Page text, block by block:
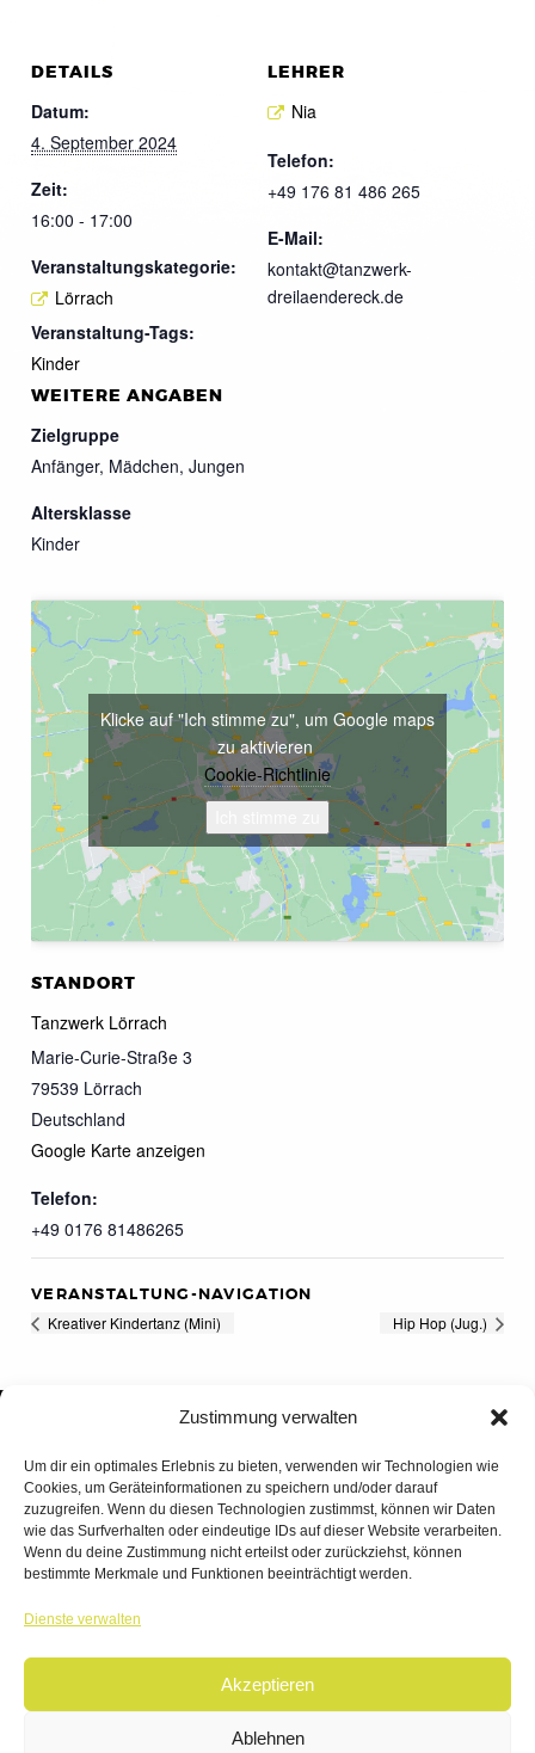
Zustimmung verwalten
Um dir ein optimales Erlebnis zu bieten, verwenden wir Technologien wie
Cookies, um Geräteinformationen zu speichern und/oder darauf
zuzugreifen. Wenn du diesen Technologien zustimmst, können wir Daten
wie das Surfverhalten oder eindeutige IDs auf dieser Website verarbeiten.
Wenn du deine Zustimmung nicht erteilst oder zurückziehst, können
bestimmte Merkmale und Funktionen beeinträchtigt werden.
Dienste verwalten
Akzeptieren
Ablehnen
DETAILS
Datum:
4. September 2024
Zeit:
16:00 - 17:00
Veranstaltungskategorie:
Lörrach
Veranstaltung-Tags:
Kinder
LEHRER
Nia
Telefon:
+49 176 81 486 265
E-Mail:
kontakt@tanzwerk-
dreilaendereck.de
WEITERE ANGABEN
Zielgruppe
Anfänger, Mädchen, Jungen
Altersklasse
Kinder
STANDORT
Tanzwerk Lörrach
Marie-Curie-Straße 3
79539 Lörrach
Deutschland
Google Karte anzeigen
Telefon:
+49 0176 81486265
Klicke auf "Ich stimme zu", um Google maps
zu aktivieren
Cookie-Richtlinie
VERANSTALTUNG-NAVIGATION
Kreativer Kindertanz (Mini) Hip Hop (Jug.)
© 2026 | TANZWERK
DATENSCHUTZ